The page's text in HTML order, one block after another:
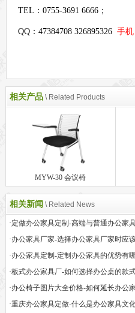
TEL：0755-3691 6666；
QQ：47384708 326895326 手机
相关产品 \ Related Products
MYW-30 会议椅
相关新闻 \ Related News
·办公家具定制-定制办公家具的优势有
·板式办公家具厂-如何选择办公桌的款
·重庆办公家具定做-什么是办公家具文